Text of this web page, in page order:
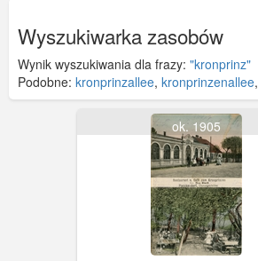
Wyszukiwarka zasobów
Wynik wyszukiwania dla frazy: "kronprinz"
Podobne: kronprinzallee, kronprinzenallee,
ok. 1905